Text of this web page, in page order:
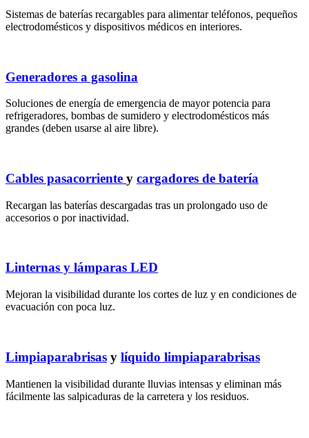
Sistemas de baterías recargables para alimentar teléfonos, pequeños
electrodomésticos y dispositivos médicos en interiores.
Generadores a gasolina
Soluciones de energía de emergencia de mayor potencia para
refrigeradores, bombas de sumidero y electrodomésticos más
grandes (deben usarse al aire libre).
Cables pasacorriente y cargadores de batería
Recargan las baterías descargadas tras un prolongado uso de
accesorios o por inactividad.
Linternas y lámparas LED
Mejoran la visibilidad durante los cortes de luz y en condiciones de
evacuación con poca luz.
Limpiaparabrisas y líquido limpiaparabrisas
Mantienen la visibilidad durante lluvias intensas y eliminan más
fácilmente las salpicaduras de la carretera y los residuos.